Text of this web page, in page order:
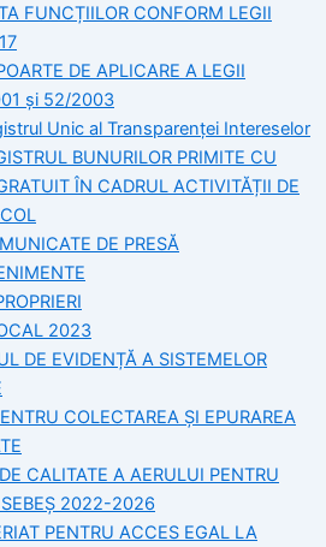
FUNCȚIILOR CONFORM LEGII
DE APLICARE A LEGII
și 52/2003
Unic al Transparenței Intereselor
BUNURILOR PRIMITE CU
ÎN CADRUL ACTIVITĂȚII DE
DE PRESĂ
2023
DE EVIDENȚĂ A SISTEMELOR
COLECTAREA ȘI EPURAREA
CALITATE A AERULUI PENTRU
2022-2026
PENTRU ACCES EGAL LA